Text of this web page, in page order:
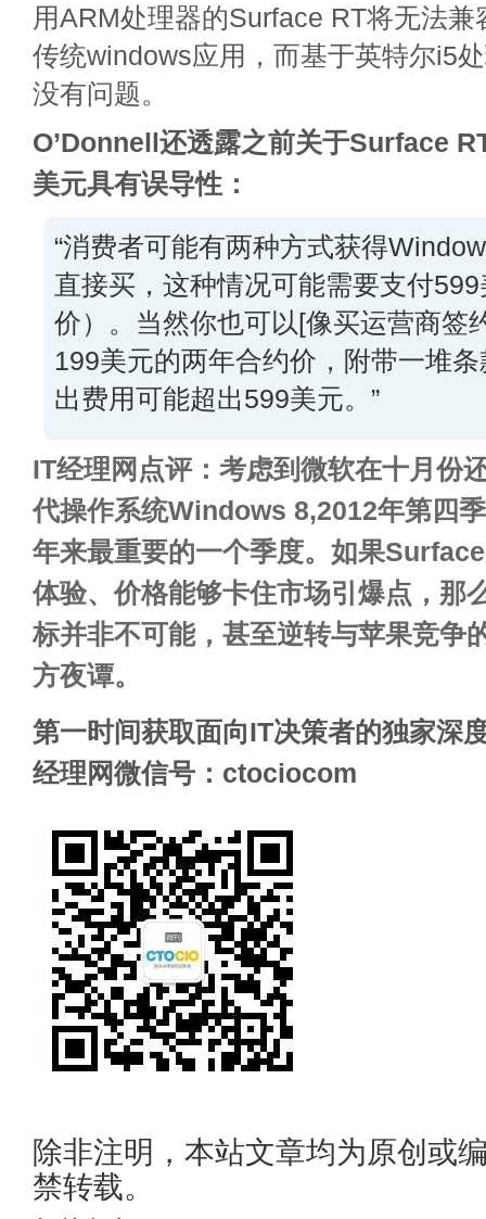
用ARM处理器的Surface RT将无法
传统windows应用，而基于英特尔i5
没有问题。
O’Donnell还透露之前关于Surface
美元具有误导性：
“消费者可能有两种方式获得
直接买，这种情况可能需要支付
价）。当然你也可以[像买运营商签
199美元的两年合约价，附带一堆
出费用可能超出599美元。”
IT经理网点评：考虑到微软在十月份
代操作系统Windows 8,2012年第四
年来最重要的一个季度。如果
体验、价格能够卡住市场引爆点，那
标并非不可能，甚至逆转与苹果竞争
方夜谭。
第一时间获取面向IT决策者的独家深
经理网微信号：ctociocom
除非注明，本站文章均为原创或
禁转载。